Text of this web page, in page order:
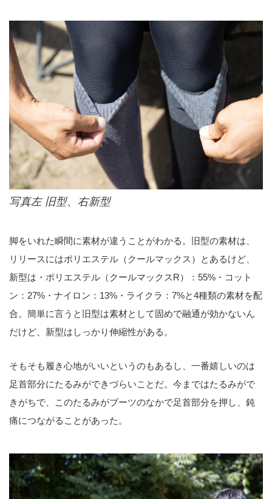
写真左 旧型、右新型
脚をいれた瞬間に素材が違うことがわかる。旧型の素材は、
リリースにはポリエステル（クールマックス）とあるけど、
新型は・ポリエステル（クールマックスR）：55%・コット
ン：27%・ナイロン：13%・ライクラ：7%と4種類の素材を配
合。簡単に言うと旧型は素材として固めで融通が効かないん
だけど、新型はしっかり伸縮性がある。
そもそも履き心地がいいというのもあるし、一番嬉しいのは
足首部分にたるみができづらいことだ。今まではたるみがで
きがちで、このたるみがブーツのなかで足首部分を押し、鈍
痛につながることがあった。